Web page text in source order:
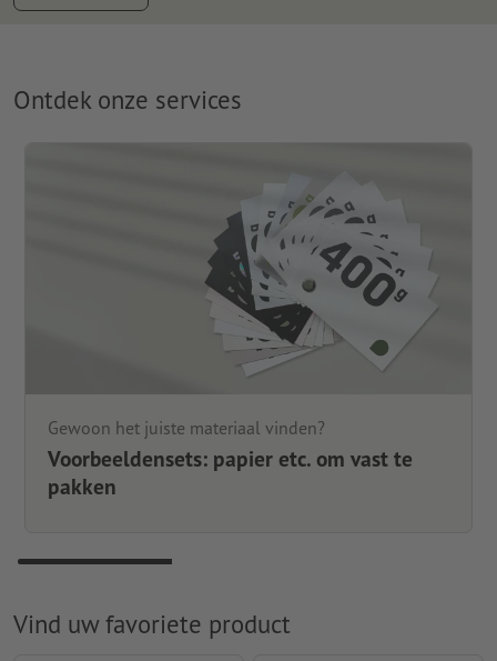
Ontdek onze services
Gewoon het juiste materiaal vinden?
Voorbeeldensets: papier etc. om vast te
pakken
Vind uw favoriete product